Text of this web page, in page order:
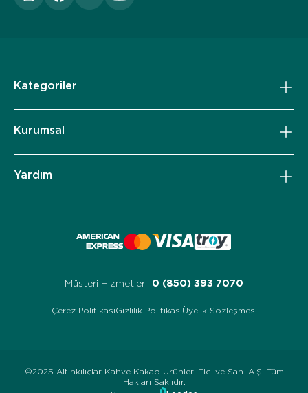
Kategoriler
Kurumsal
Yardım
Müşteri Hizmetleri: 0 (850) 393 7070
Çerez PolitikasıGizlilik PolitikasıÜyelik Sözleşmesi
©2025 Altınkılıçlar Kahve Kakao Ürünleri Tic. ve San. A.Ş. Tüm
Hakları Saklıdır.